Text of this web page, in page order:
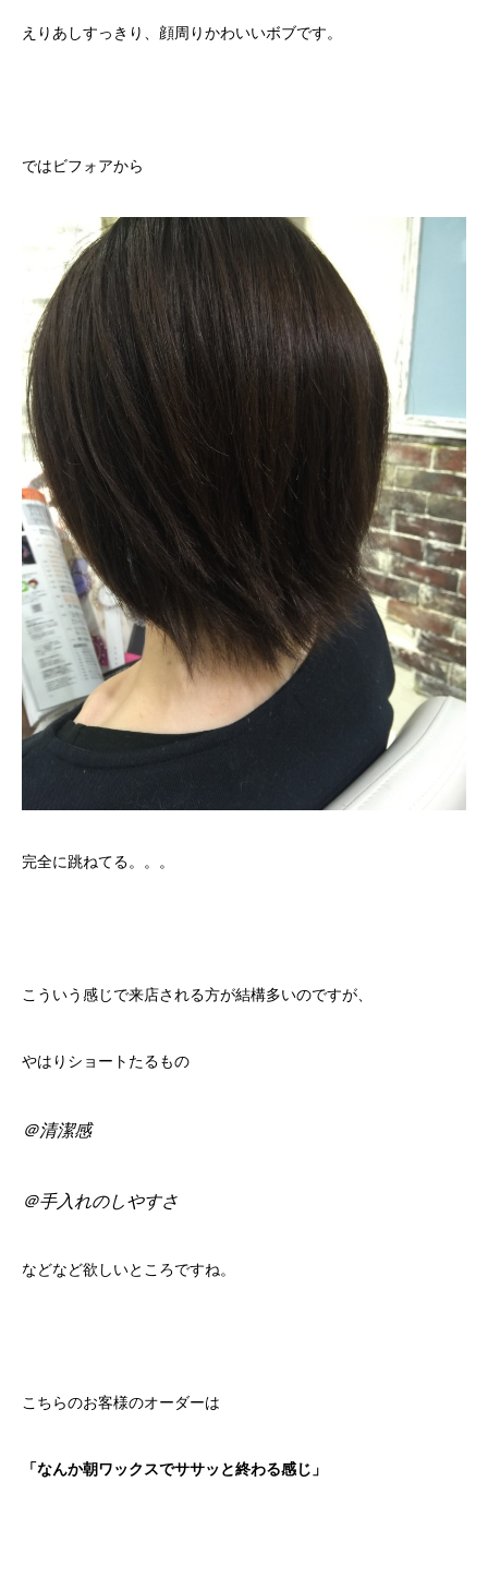
えりあしすっきり、顔周りかわいいボブです。
ではビフォアから
完全に跳ねてる。。。
こういう感じで来店される方が結構多いのですが、
やはりショートたるもの
＠清潔感
＠手入れのしやすさ
などなど欲しいところですね。
こちらのお客様のオーダーは
「なんか朝ワックスでササッと終わる感じ」